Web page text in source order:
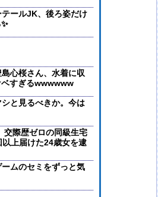
テールJK、後ろ姿だけ
島心桜さん、水着に収
ベすぎるwwwwww
と見るべきか。今は
交際歴ゼロの同級生宅
上届けた24歳女を逮
ムのセミをずっと気